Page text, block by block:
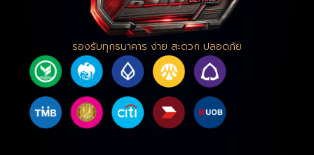
รองรับทุกธนาคาร ง่าย สะดวก ปลอดภัย